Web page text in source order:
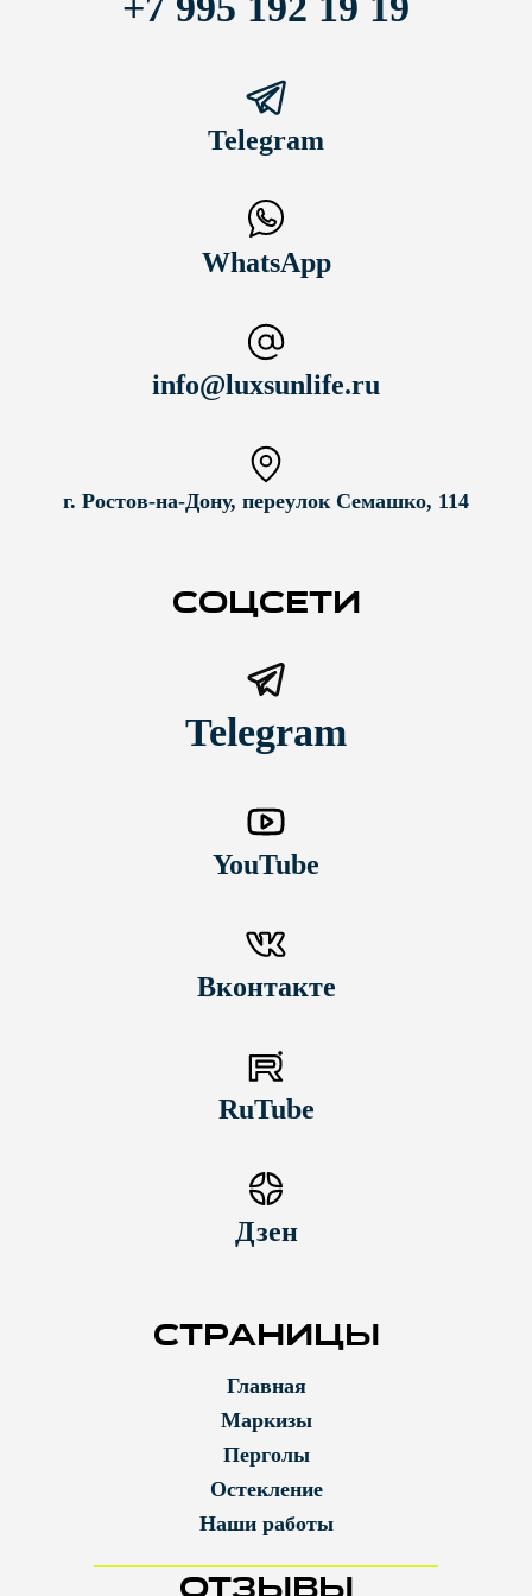
Telegram
WhatsApp
info@luxsunlife.ru
г. Ростов-на-Дону, переулок Семашко, 114
СОЦСЕТИ
Telegram
YouTube
Вконтакте
RuTube
Дзен
СТРАНИЦЫ
Главная
Маркизы
Перголы
Остекление
Наши работы